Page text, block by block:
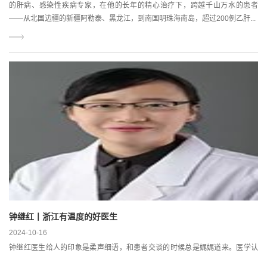
的肝病、感染性疾病专家，在他的长年的精心治疗下，跨越千山万水的患者
——从北国边疆的新疆阿勒泰、黑龙江，到南国明珠海南岛，超过200例乙肝...
钟继红丨浙江有温度的好医生
2024-10-16
钟继红医生给人的印象是柔声细语，和患者交谈的时候总是娓娓道来。医学认